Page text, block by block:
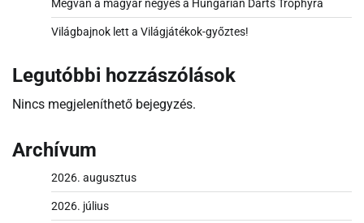
Megvan a magyar négyes a Hungarian Darts Trophyra
Világbajnok lett a Világjátékok-győztes!
Legutóbbi hozzászólások
Nincs megjeleníthető bejegyzés.
Archívum
2026. augusztus
2026. július